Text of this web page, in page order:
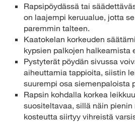
Rapsipöydässä tai
on laajempi keruualue, jotta
paremmin talteen.
Kaatokelan korkeuden
kypsien palkojen halkeamista
Pystyterät pöydän sivussa
aiheuttamia tappioita, siistin
suurempi osa siemenpaloista
Rapsin kohdalla korkea
suositeltavaa, sillä näin
kosteutta siirtyy vihreistä